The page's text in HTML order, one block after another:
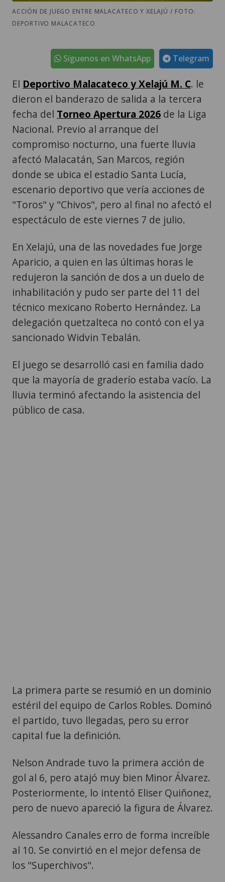
ACCIÓN DE JUEGO ENTRE MALACATECO Y XELAJÚ / FOTO:
DEPORTIVO MALACATECO
Telegram
Síguenos en WhatsApp
El Deportivo Malacateco y Xelajú M. C. le
dieron el banderazo de salida a la tercera
fecha del Torneo Apertura 2026 de la Liga
Nacional. Previo al arranque del
compromiso nocturno, una fuerte lluvia
afectó Malacatán, San Marcos, región
donde se ubica el estadio Santa Lucía,
escenario deportivo que vería acciones de
"Toros" y "Chivos", pero al final no afectó el
espectáculo de este viernes 7 de julio.
En Xelajú, una de las novedades fue Jorge
Aparicio, a quien en las últimas horas le
redujeron la sanción de dos a un duelo de
inhabilitación y pudo ser parte del 11 del
técnico mexicano Roberto Hernández. La
delegación quetzalteca no contó con el ya
sancionado Widvin Tebalán.
El juego se desarrolló casi en familia dado
que la mayoría de graderío estaba vacío. La
lluvia terminó afectando la asistencia del
público de casa.
La primera parte se resumió en un dominio
estéril del equipo de Carlos Robles. Dominó
el partido, tuvo llegadas, pero su error
capital fue la definición.
Nelson Andrade tuvo la primera acción de
gol al 6, pero atajó muy bien Minor Álvarez.
Posteriormente, lo intentó Eliser Quiñonez,
pero de nuevo apareció la figura de Álvarez.
Alessandro Canales erro de forma increíble
al 10. Se convirtió en el mejor defensa de
los "Superchivos".